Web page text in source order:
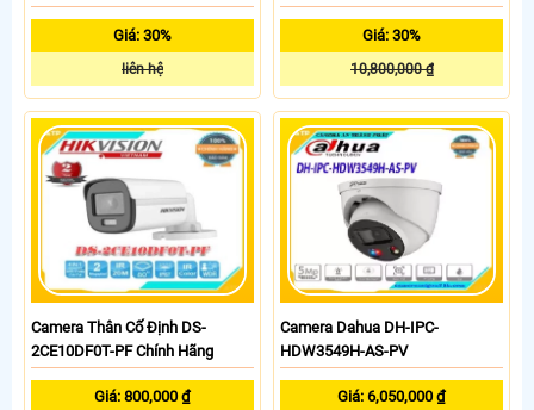
Giá: 30%
liên hệ
Giá: 30%
10,800,000 ₫
Camera Thân Cố Định DS-
2CE10DF0T-PF Chính Hãng
Giá: 800,000 ₫
Camera Dahua DH-IPC-
HDW3549H-AS-PV
Giá: 6,050,000 ₫